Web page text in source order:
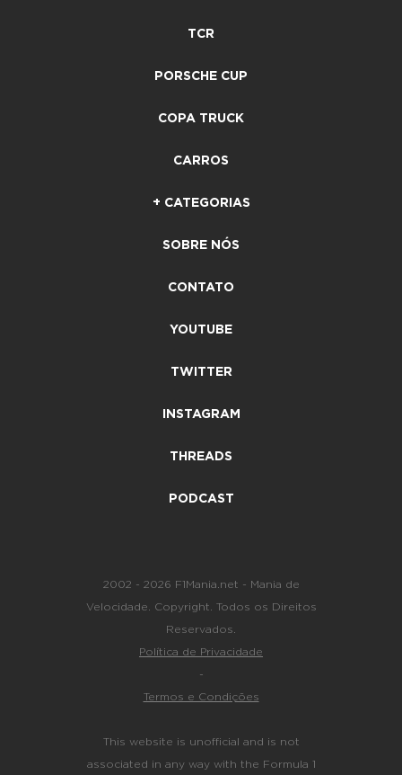
TCR
PORSCHE CUP
COPA TRUCK
CARROS
+ CATEGORIAS
SOBRE NÓS
CONTATO
YOUTUBE
TWITTER
INSTAGRAM
THREADS
PODCAST
2002 - 2026 F1Mania.net - Mania de
Velocidade. Copyright. Todos os Direitos
Reservados.
Política de Privacidade
-
Termos e Condições
This website is unofficial and is not
associated in any way with the Formula 1